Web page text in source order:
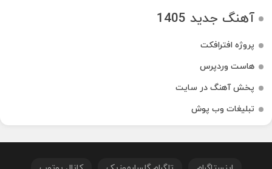
آهنگ جدید 1405
پروژه افترافکت
هاست وردپرس
پخش آهنگ در سایت
تبلیغات وب پوش